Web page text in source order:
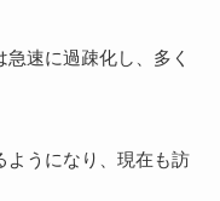
速に過疎化し、多く
ようになり、現在も訪